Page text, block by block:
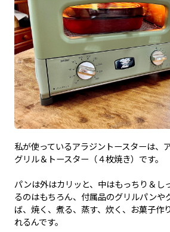
私が使っているアラジントースターは、
グリル＆トースター（４枚焼き）です。
パンは外はカリッと、中はもっちり＆し
るのはもちろん、付属品のグリルパンや
ば、焼く、煮る、蒸す、炊く、お菓子作
れるんです。